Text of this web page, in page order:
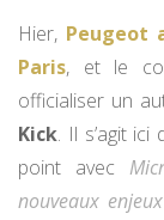
Hier, Peugeot
Paris, et le
officialiser un
Kick. Il s’agit
point avec
nouveaux